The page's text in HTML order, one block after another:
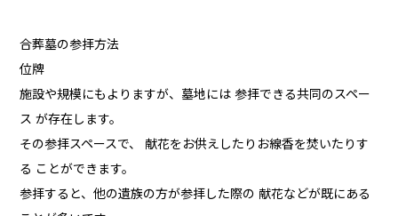
合葬墓の参拝方法
位牌
施設や規模にもよりますが、墓地には 参拝できる共同のスペー
ス が存在します。
その参拝スペースで、 献花をお供えしたりお線香を焚いたりす
る ことができます。
参拝すると、他の遺族の方が参拝した際の 献花などが既にある